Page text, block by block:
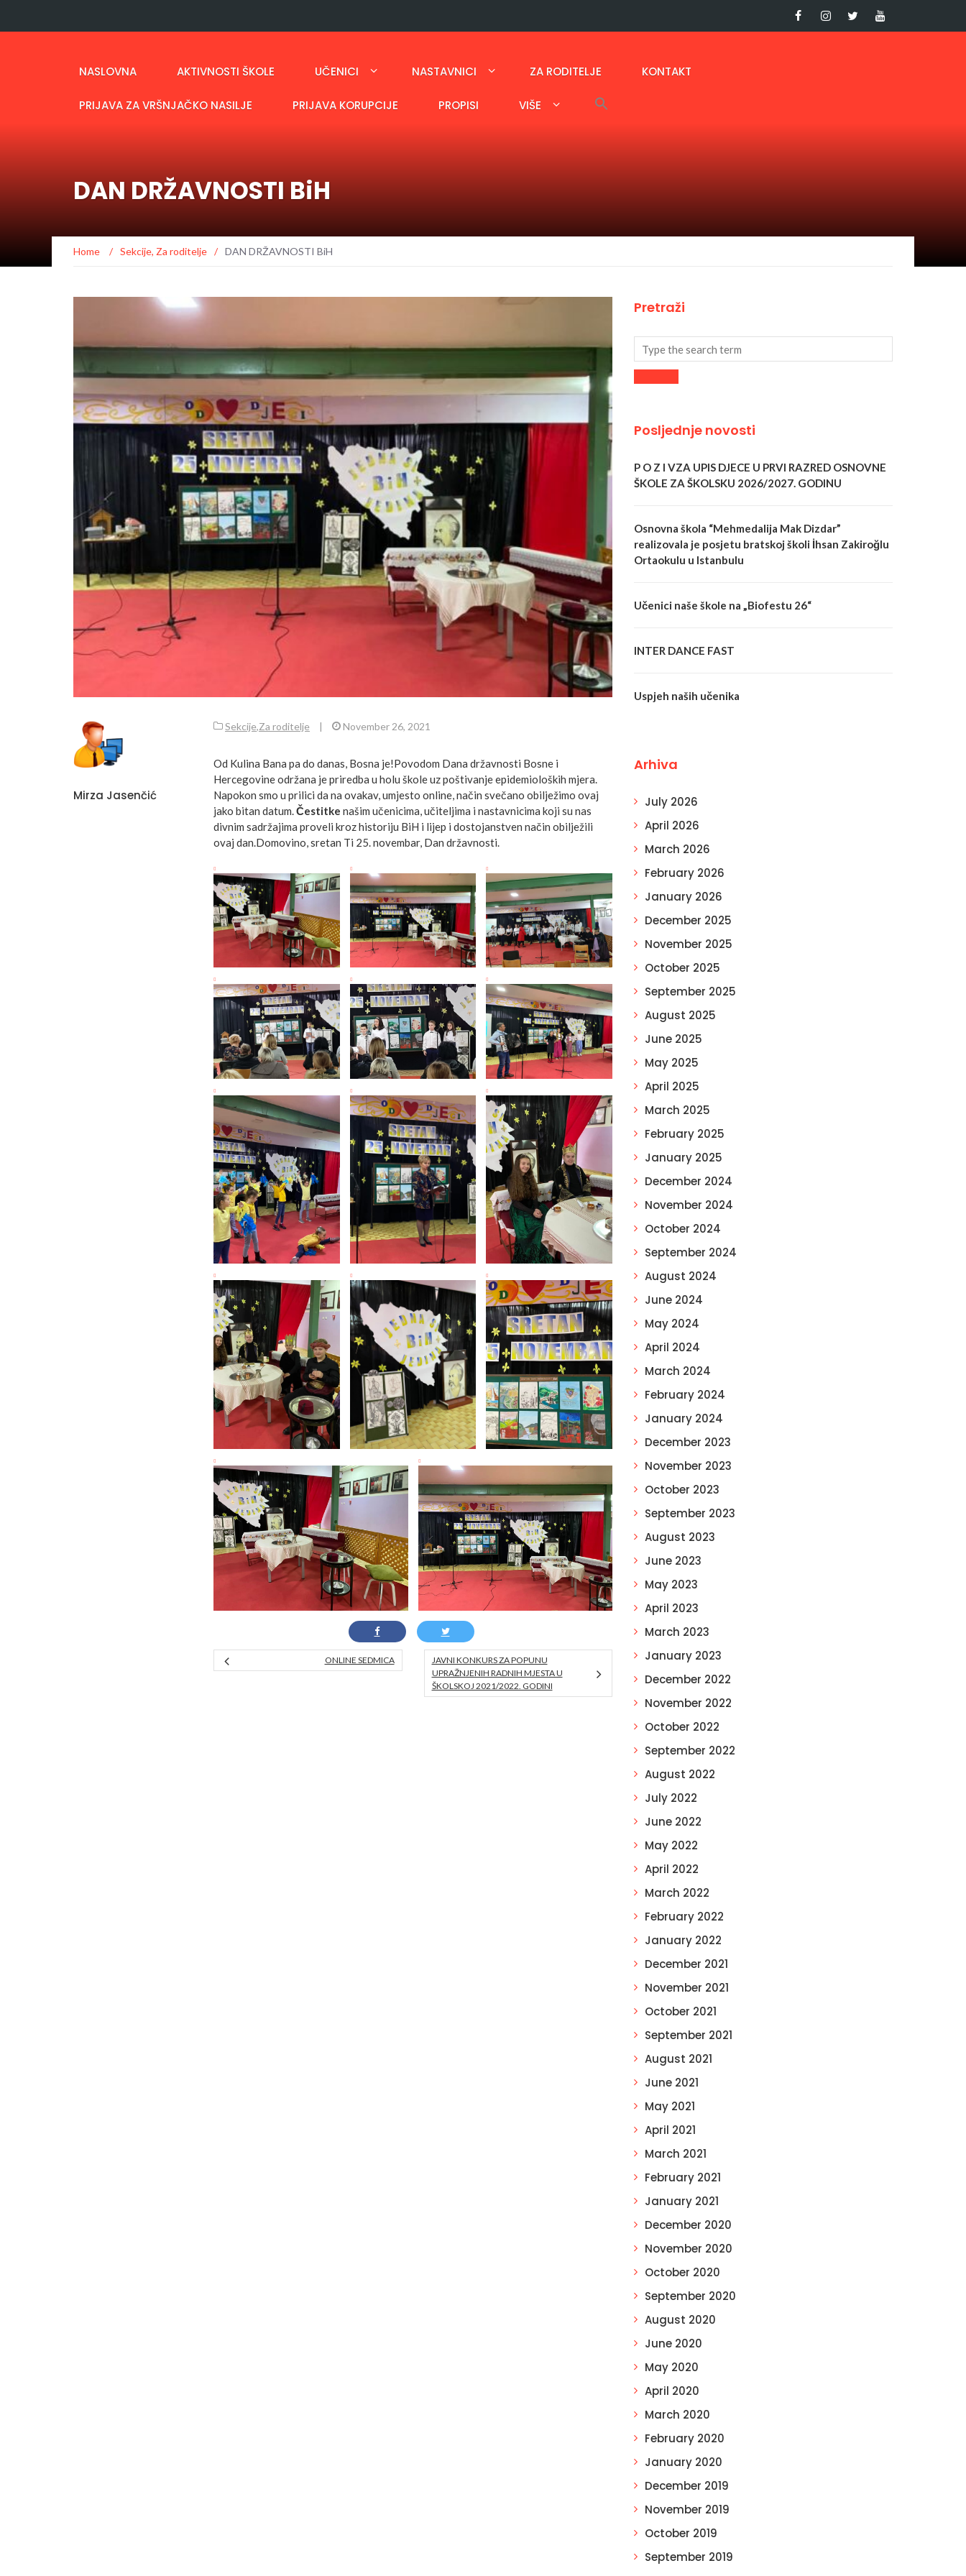
NASLOVNA AKTIVNOSTI ŠKOLE UČENICI NASTAVNICI ZA RODITELJE KONTAKT
PRIJAVA ZA VRŠNJAČKO NASILJE PRIJAVA KORUPCIJE PROPISI VIŠE
DAN DRŽAVNOSTI BiH
Home / Sekcije, Za roditelje / DAN DRŽAVNOSTI BiH
Mirza Jasenčić
Sekcije,Za roditelje | November 26, 2021
Od Kulina Bana pa do danas, Bosna je!Povodom Dana državnosti Bosne i
Hercegovine održana je priredba u holu škole uz poštivanje epidemioloških mjera.
Napokon smo u prilici da na ovakav, umjesto online, način svečano obilježimo ovaj
jako bitan datum.Čestitke našim učenicima, učiteljima i nastavnicima koji su nas
divnim sadržajima proveli kroz historiju BiH i lijep i dostojanstven način obilježili
ovaj dan.Domovino, sretan Ti 25. novembar, Dan državnosti.
ONLINE SEDMICA
JAVNI KONKURS ZA POPUNU
UPRAŽNJENIH RADNIH MJESTA U
ŠKOLSKOJ 2021/2022. GODINI
Pretraži
Posljednje novosti
P O Z I VZA UPIS DJECE U PRVI RAZRED OSNOVNE
ŠKOLE ZA ŠKOLSKU 2026/2027. GODINU
Osnovna škola “Mehmedalija Mak Dizdar”
realizovala je posjetu bratskoj školi İhsan Zakiroğlu
Ortaokulu u Istanbulu
Učenici naše škole na „Biofestu 26“
INTER DANCE FAST
Uspjeh naših učenika
Arhiva
July 2026
April 2026
March 2026
February 2026
January 2026
December 2025
November 2025
October 2025
September 2025
August 2025
June 2025
May 2025
April 2025
March 2025
February 2025
January 2025
December 2024
November 2024
October 2024
September 2024
August 2024
June 2024
May 2024
April 2024
March 2024
February 2024
January 2024
December 2023
November 2023
October 2023
September 2023
August 2023
June 2023
May 2023
April 2023
March 2023
January 2023
December 2022
November 2022
October 2022
September 2022
August 2022
July 2022
June 2022
May 2022
April 2022
March 2022
February 2022
January 2022
December 2021
November 2021
October 2021
September 2021
August 2021
June 2021
May 2021
April 2021
March 2021
February 2021
January 2021
December 2020
November 2020
October 2020
September 2020
August 2020
June 2020
May 2020
April 2020
March 2020
February 2020
January 2020
December 2019
November 2019
October 2019
September 2019